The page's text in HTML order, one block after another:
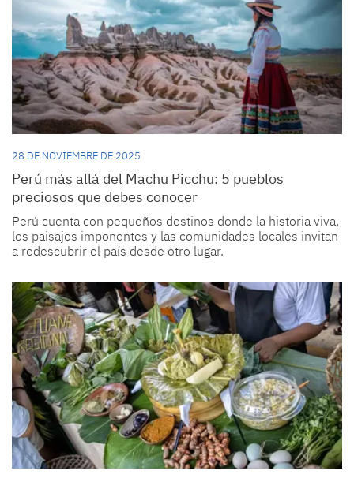
28 DE NOVIEMBRE DE 2025
Perú más allá del Machu Picchu: 5 pueblos
preciosos que debes conocer
Perú cuenta con pequeños destinos donde la historia viva,
los paisajes imponentes y las comunidades locales invitan
a redescubrir el país desde otro lugar.